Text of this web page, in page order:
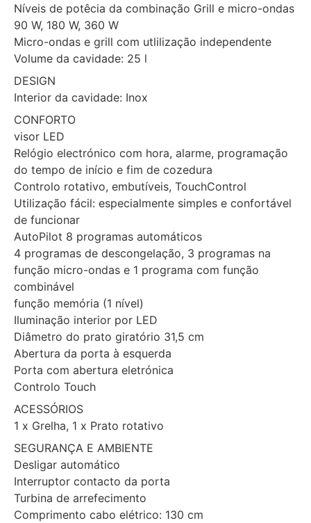
Níveis de potêcia da combinação Grill e micro-ondas
90 W, 180 W, 360 W
Micro-ondas e grill com utlilização independente
Volume da cavidade: 25 l
DESIGN
Interior da cavidade: Inox
CONFORTO
visor LED
Relógio electrónico com hora, alarme, programação
do tempo de início e fim de cozedura
Controlo rotativo, embutíveis, TouchControl
Utilização fácil: especialmente simples e confortável
de funcionar
AutoPilot 8 programas automáticos
4 programas de descongelação, 3 programas na
função micro-ondas e 1 programa com função
combinável
função memória (1 nível)
Iluminação interior por LED
Diâmetro do prato giratório 31,5 cm
Abertura da porta à esquerda
Porta com abertura eletrónica
Controlo Touch
ACESSÓRIOS
1 x Grelha, 1 x Prato rotativo
SEGURANÇA E AMBIENTE
Desligar automático
Interruptor contacto da porta
Turbina de arrefecimento
Comprimento cabo elétrico: 130 cm